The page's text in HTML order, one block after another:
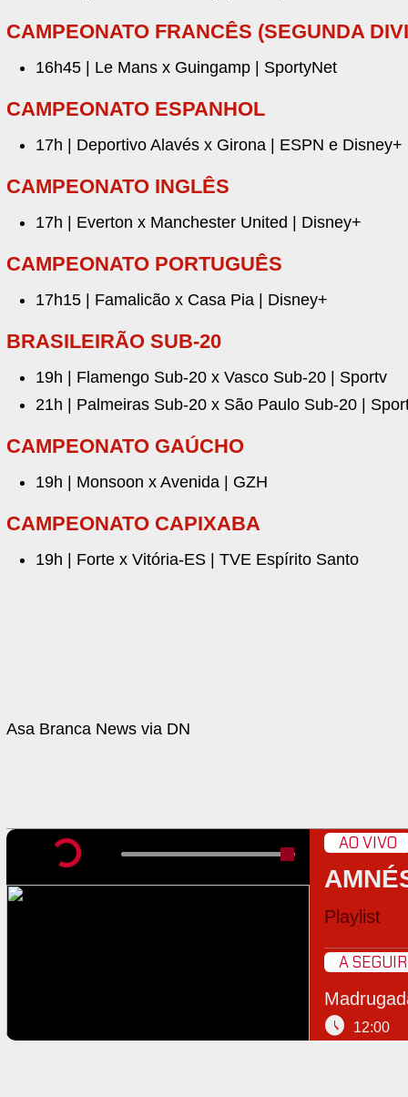
CAMPEONATO FRANCÊS (SEGUNDA
16h45 | Le Mans x Guingamp | SportyNet
CAMPEONATO ESPANHOL
17h | Deportivo Alavés x Girona | ESPN e Disney+
CAMPEONATO INGLÊS
17h | Everton x Manchester United | Disney+
CAMPEONATO PORTUGUÊS
17h15 | Famalicão x Casa Pia | Disney+
BRASILEIRÃO SUB-20
19h | Flamengo Sub-20 x Vasco Sub-20 | Sportv
21h | Palmeiras Sub-20 x São Paulo Sub-20 |
CAMPEONATO GAÚCHO
19h | Monsoon x Avenida | GZH
CAMPEONATO CAPIXABA
19h | Forte x Vitória-ES | TVE Espírito Santo
Asa Branca News via DN
AO VIVO
Playlist
A SEGUIR
schedule 12:00